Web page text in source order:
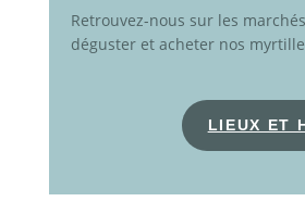
Retrouvez-nous sur les
déguster et acheter nos
LIEUX ET